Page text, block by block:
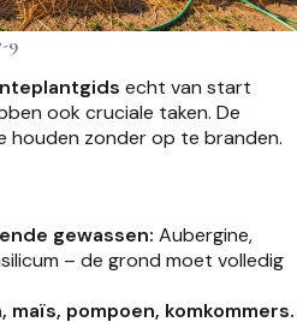
9
echt van start
ook cruciale taken. De
houden zonder op te branden.
gewassen: Aubergine,
– de grond moet volledig
maïs, pompoen, komkommers.